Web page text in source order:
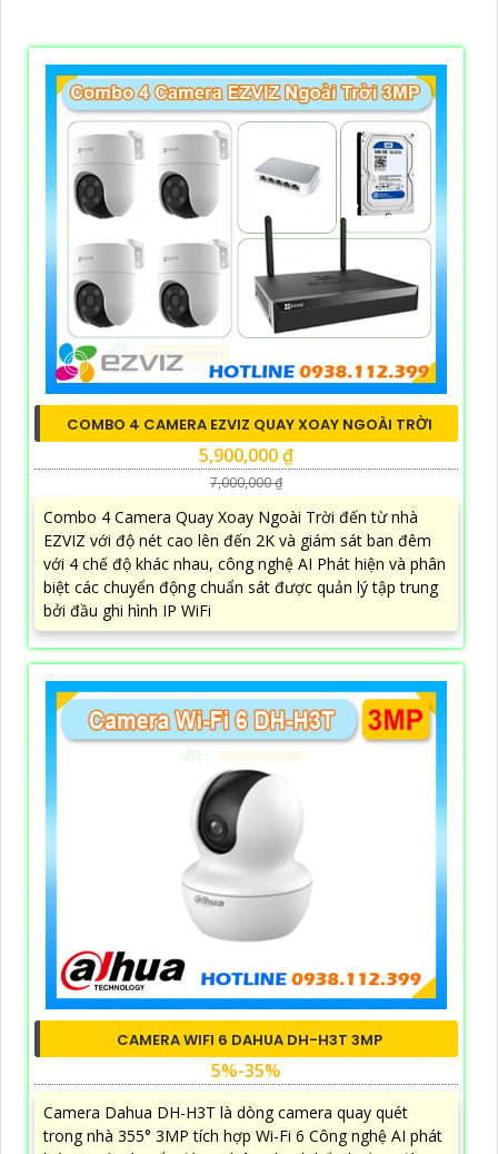
COMBO 4 CAMERA EZVIZ QUAY XOAY NGOÀI TRỜI
5,900,000 ₫
7,000,000 ₫
Combo 4 Camera Quay Xoay Ngoài Trời đến từ nhà
EZVIZ với độ nét cao lên đến 2K và giám sát ban đêm
với 4 chế độ khác nhau, công nghệ AI Phát hiện và phân
biệt các chuyển động chuẩn sát được quản lý tập trung
bởi đầu ghi hình IP WiFi
CAMERA WIFI 6 DAHUA DH-H3T 3MP
5%-35%
Camera Dahua DH-H3T là dòng camera quay quét
trong nhà 355° 3MP tích hợp Wi-Fi 6 Công nghệ AI phát